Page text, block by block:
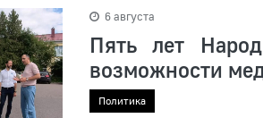
6 августа
Пять лет
возможности
Политика